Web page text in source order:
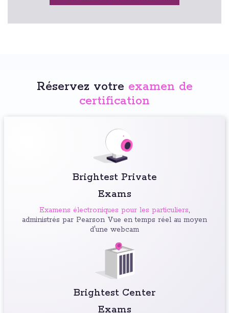
Réservez votre examen de
certification
Brightest Private
Exams
Examens électroniques pour les particuliers,
administrés par Pearson Vue en temps réel au moyen
d'une webcam
Brightest Center
Exams